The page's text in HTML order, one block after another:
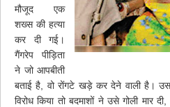
मौजूद एक
शख्स की हत्या
कर दी गई।
गैंगरेप पीड़िता
ने जो आपबीती
बताई है, वो रोंगटे खड़े कर देने वाली है।
विरोध किया तो बदमाशों ने उसे गोली मार